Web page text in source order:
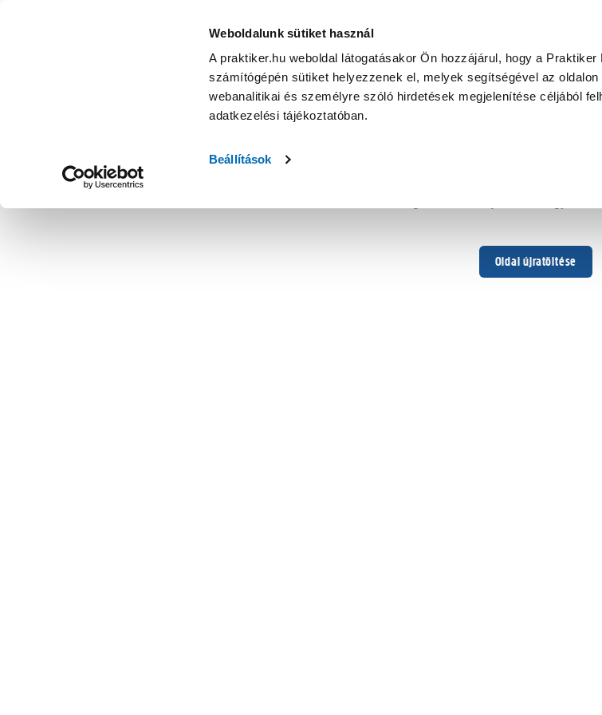
Weboldalunk sütiket használ
A praktiker.hu weboldal látogatásakor Ön hozzájárul, hogy a
számítógépén sütiket helyezzenek el, melyek segítségével az
webanalitikai és személyre szóló hirdetések megjelenítése céljából
adatkezelési tájékoztatóban.
Beállítások
Oldal újratöltése